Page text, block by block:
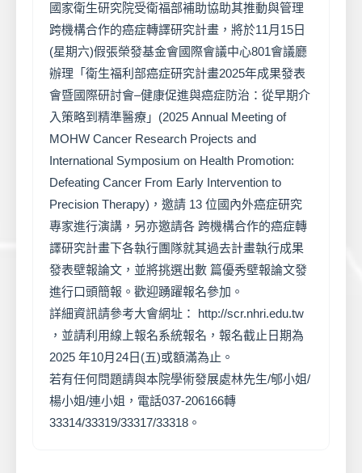
國家衛生研究院受衛福部補助協助其推動與管理
跨機構合作的癌症轉譯研究計畫，將於11月15日
(星期六)假張榮發基金會國際會議中心801會議廳
辦理「衛生福利部癌症研究計畫2025年成果發表
會暨國際研討會–健康促進與癌症防治：從早期介
入策略到精準醫療」(2025 Annual Meeting of
MOHW Cancer Research Projects and
International Symposium on Health Promotion:
Defeating Cancer From Early Intervention to
Precision Therapy)，邀請 13 位國內外癌症研究
專家進行演講，另亦邀請各 跨機構合作的癌症轉
譯研究計畫下各執行團隊就其過去計畫執行成果
發表壁報論文，並將挑選出數 篇優秀壁報論文發
進行口頭簡報。歡迎踴躍報名參加。
詳細資訊請參考大會網址： http://scr.nhri.edu.tw
，並請利用線上報名系統報名，報名截止日期為
2025 年10月24日(五)或額滿為止。
若有任何問題請與本院學術發展處林先生/郇小姐/
楊小姐/連小姐，電話037-206166轉
33314/33319/33317/33318。